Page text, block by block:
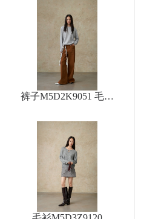
裤子M5D2K9051 毛衫